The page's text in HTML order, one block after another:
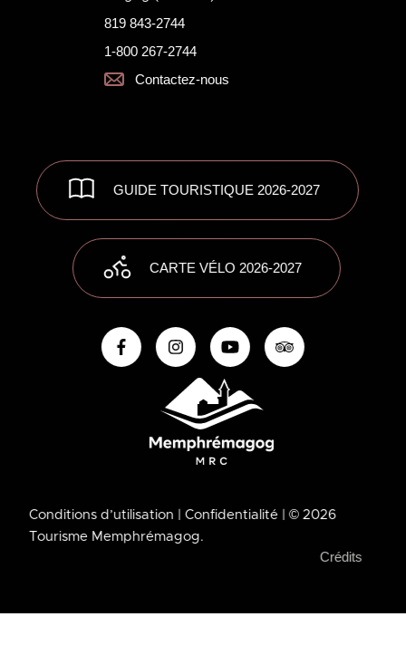
819 843-2744
1-800 267-2744
Contactez-nous
GUIDE TOURISTIQUE 2026-2027
CARTE VÉLO 2026-2027
Conditions d’utilisation | Confidentialité | © 2026
Tourisme Memphrémagog.
Crédits